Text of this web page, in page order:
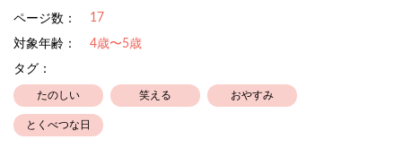
ページ数： 17
対象年齢：
4歳〜5歳
タグ：
たのしい 笑える おやすみ
とくべつな日